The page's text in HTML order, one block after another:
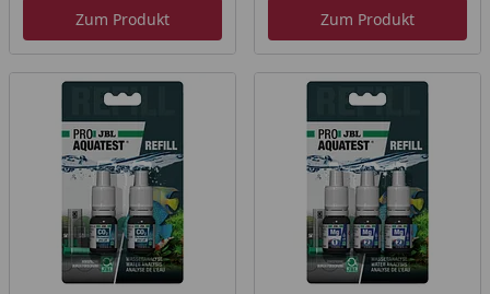
Zum Produkt Zum Produkt